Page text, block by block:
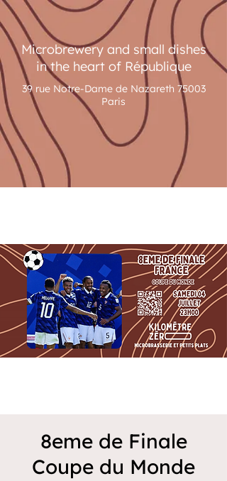
Microbrewery and small dishes
in the heart of République
39 rue Notre-Dame de Nazareth 75003
Paris
8eme de Finale
Coupe du Monde